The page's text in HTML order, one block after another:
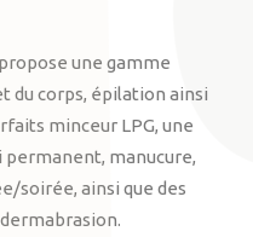
une gamme
du corps, épilation ainsi
minceur LPG, une
permanent, manucure,
soirée, ainsi que des